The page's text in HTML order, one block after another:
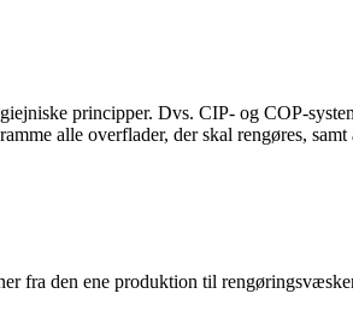
principper. Dvs. CIP- og COP-
alle overflader, der skal rengøres,
fra den ene produktion til